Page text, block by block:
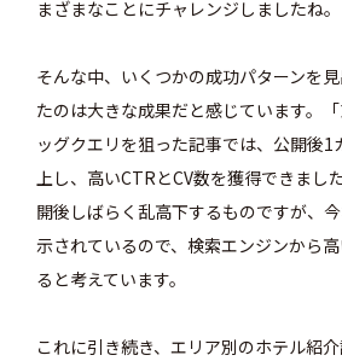
まざまなことにチャレンジしましたね。
そんな中、いくつかの成功パターンを
たのは大きな成果だと感じています。
ッグクエリを狙った記事では、公開後1
上し、高いCTRとCV数を獲得できまし
開後しばらく乱高下するものですが、
示されているので、検索エンジンから
ると考えています。
これに引き続き、エリア別のホテル紹